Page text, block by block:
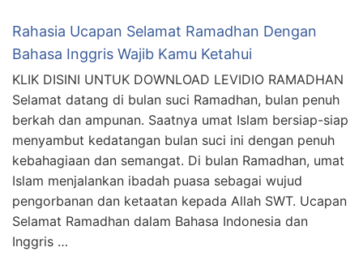
Rahasia Ucapan Selamat Ramadhan Dengan
Bahasa Inggris Wajib Kamu Ketahui
KLIK DISINI UNTUK DOWNLOAD LEVIDIO RAMADHAN
Selamat datang di bulan suci Ramadhan, bulan penuh
berkah dan ampunan. Saatnya umat Islam bersiap-siap
menyambut kedatangan bulan suci ini dengan penuh
kebahagiaan dan semangat. Di bulan Ramadhan, umat
Islam menjalankan ibadah puasa sebagai wujud
pengorbanan dan ketaatan kepada Allah SWT. Ucapan
Selamat Ramadhan dalam Bahasa Indonesia dan
Inggris …